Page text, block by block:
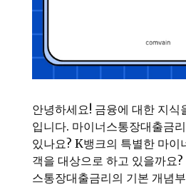
안녕하세요! 금융에 대한 지식
입니다. 마이너스통장대출금
있나요? K뱅크의 특별한 마이
객을 대상으로 하고 있을까요
스통장대출금리의 기본 개념